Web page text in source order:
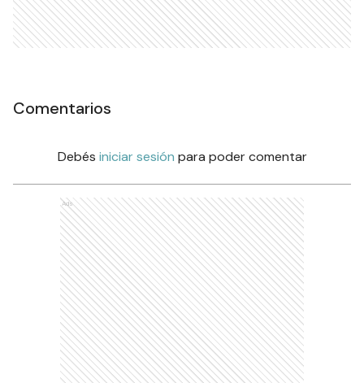
Comentarios
Debés iniciar sesión para poder comentar
Ads